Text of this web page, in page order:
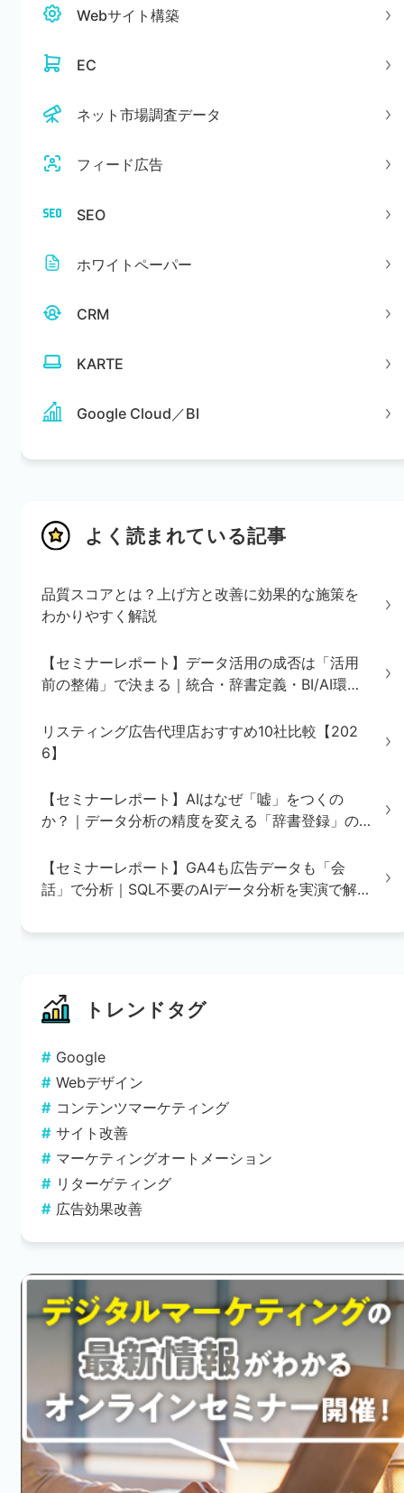
Webサイト構築
EC
ネット市場調査データ
フィード広告
SEO
ホワイトペーパー
CRM
KARTE
Google Cloud／BI
よく読まれている記事
品質スコアとは？上げ方と改善に効果的な施策を
わかりやすく解説
【セミナーレポート】データ活用の成否は「活用
前の整備」で決まる｜統合・辞書定義・BI/AI環境
リスティング広告代理店おすすめ10社比較【202
6】
【セミナーレポート】AIはなぜ「嘘」をつくの
か？｜データ分析の精度を変える「辞書登録」の
【セミナーレポート】GA4も広告データも「会
話」で分析｜SQL不要のAIデータ分析を実演で解
トレンドタグ
Google
Webデザイン
コンテンツマーケティング
サイト改善
マーケティングオートメーション
リターゲティング
広告効果改善